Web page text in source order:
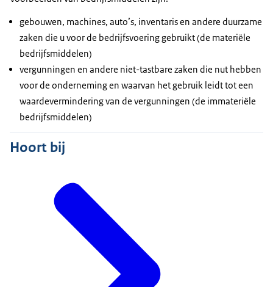
gebouwen, machines, auto’s, inventaris en andere duurzame
zaken die u voor de bedrijfsvoering gebruikt (de materiële
bedrijfsmiddelen)
vergunningen en andere niet-tastbare zaken die nut hebben
voor de onderneming en waarvan het gebruik leidt tot een
waardevermindering van de vergunningen (de immateriële
bedrijfsmiddelen)
Hoort bij